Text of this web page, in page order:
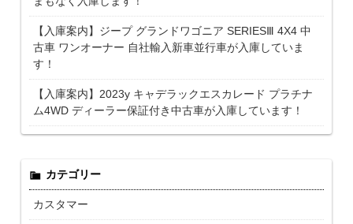
【入庫案内】ジープ グランドワゴニア SERIESⅢ 4X4 中
古車 ワンオーナー 自社輸入新車並行車が入庫していま
す！
【入庫案内】2023y キャデラックエスカレード プラチナ
ム4WD ディーラー保証付き中古車が入庫しています！
カテゴリー
カスタマー